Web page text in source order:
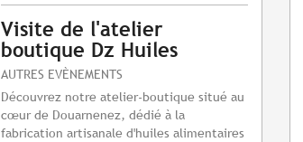
Visite de l'atelier
boutique Dz Huiles
AUTRES EVÈNEMENTS
Découvrez notre atelier-boutique situé au
cœur de Douarnenez, dédié à la
fabrication artisanale d'huiles alimentaires